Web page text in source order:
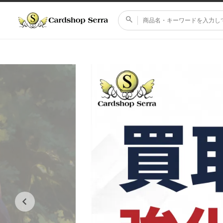
ンツに
進む